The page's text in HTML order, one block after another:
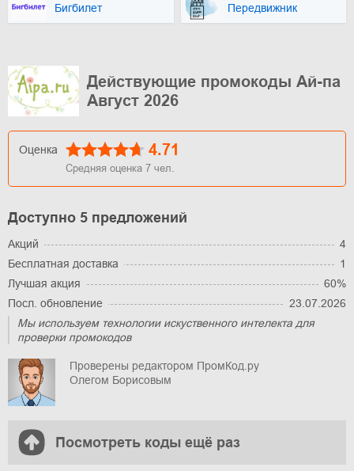
Бигбилет Передвижник
Действующие промокоды Ай-па
Август 2026
Оценка 4.71
Средняя оценка 7 чел.
Доступно 5 предложений
Акций
4
Бесплатная доставка
1
Лучшая акция
60%
Посл. обновление
23.07.2026
Мы используем технологии искуственного интелекта для
проверки промокодов
Проверены редактором ПромКод.ру
Олегом Борисовым
Посмотреть коды ещё раз